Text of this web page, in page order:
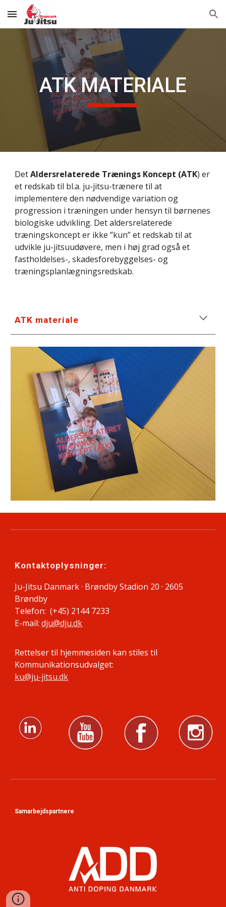
Skip to main content Skip to navigation
ATK MATERIALE
Det Aldersrelaterede Trænings Koncept (ATK) er
et redskab til bl.a. ju-jitsu-trænere til at
implementere den nødvendige variation og
progression i træningen under hensyn til børnenes
biologiske udvikling. Det aldersrelaterede
træningskoncept er ikke ”kun” et redskab til at
udvikle ju-jitsuudøvere, men i høj grad også et
fastholdelses-, skadesforebyggelses- og
træningsplanlægningsredskab.
ATK materiale
Kontaktoplysninger:
Ju-Jitsu Danmark · Brøndby Stadion 20 · 2605
Brøndby
Telefon: (+45) 2144 7233
E-mail:dju@dju.dk
Rettelser til hjemmesiden kan stiles til
Kommunikationsudvalget:
ku@ju-jitsu.dk
Samarbejdspartnere